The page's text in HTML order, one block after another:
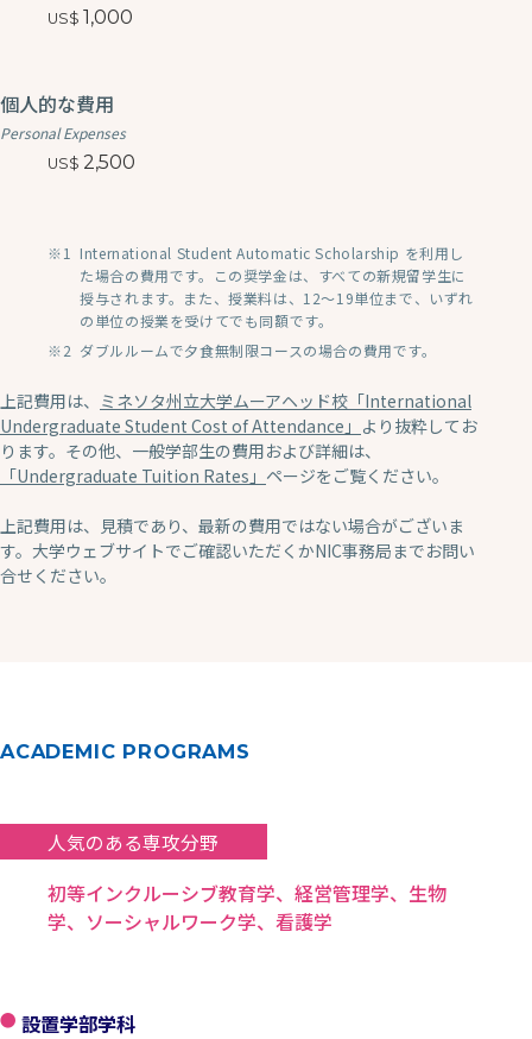
1,000
個人的な費用
Personal Expenses
2,500
International Student Automatic Scholarship を利用し
た場合の費用です。この奨学金は、すべての新規留学生に
授与されます。また、授業料は、12〜19単位まで、いずれ
の単位の授業を受けてでも同額です。
ダブルルームで夕食無制限コースの場合の費用です。
上記費用は、 ミネソタ州立大学ムーアヘッド校「International
Undergraduate Student Cost of Attendance」 より抜粋してお
ります。その他、一般学部生の費用および詳細は、
「Undergraduate Tuition Rates」 ページをご覧ください。
上記費用は、見積であり、最新の費用ではない場合がございま
す。大学ウェブサイトでご確認いただくかNIC事務局までお問い
合せください。
ACADEMIC PROGRAMS
人気のある専攻分野
初等インクルーシブ教育学、経営管理学、生物
学、ソーシャルワーク学、看護学
設置学部学科